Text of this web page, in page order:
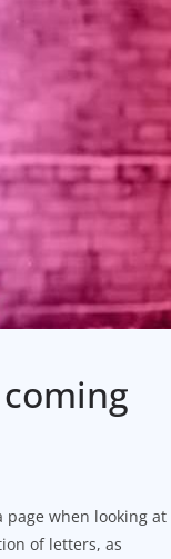
when looking at
of letters, as